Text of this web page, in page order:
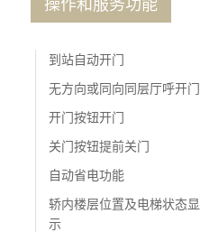
操作和服务功能
到站自动开门
无方向或同向同层厅呼开门
开门按钮开门
关门按钮提前关门
自动省电功能
轿内楼层位置及电梯状态显
示